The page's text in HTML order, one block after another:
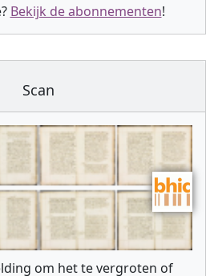
Bekijk de abonnementen!
Scan
om het te vergroten of